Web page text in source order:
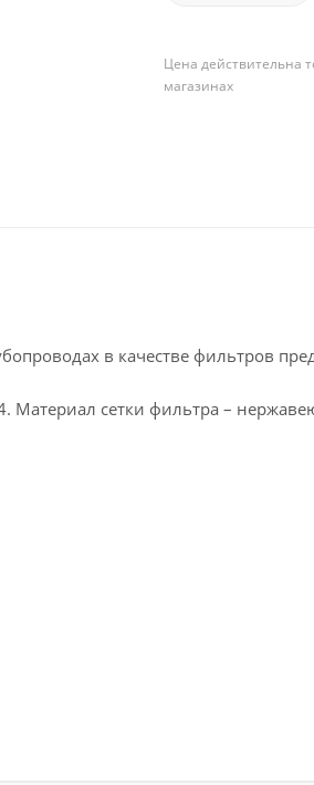
Цена действительна
магазинах
в качестве фильтров
Материал сетки фильтра –